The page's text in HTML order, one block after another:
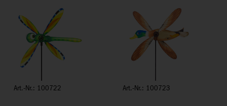
Art.-Nr.: 100722 Art.-Nr.: 100723